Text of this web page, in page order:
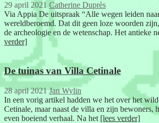
29 april 2021 Catherine Duprès
Via Appia De uitspraak “Alle wegen leiden
wereldberoemd. Dat dit geen loze woorden
de archeologie en de wetenschap. Het antieke
verder]
De tuinas van Villa Cetinale
28 april 2021 Jan Wylin
In een vorig artikel hadden we het over het
Cetinale, maar naast de villa en zijn bewoners,
even boeiend verhaal. Na het [lees verder]